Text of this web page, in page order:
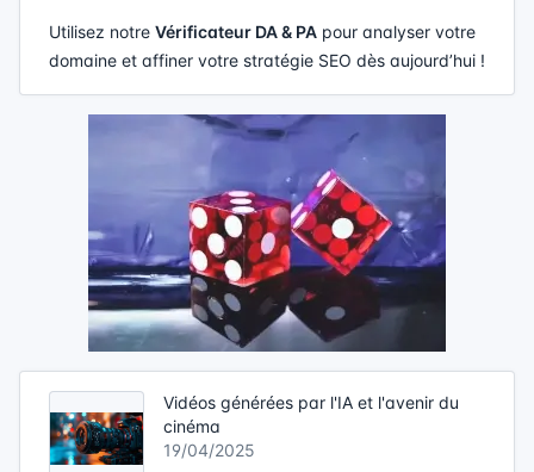
Utilisez notre Vérificateur DA & PA pour analyser votre
domaine et affiner votre stratégie SEO dès aujourd’hui !
Vidéos générées par l'IA et l'avenir du
cinéma
19/04/2025